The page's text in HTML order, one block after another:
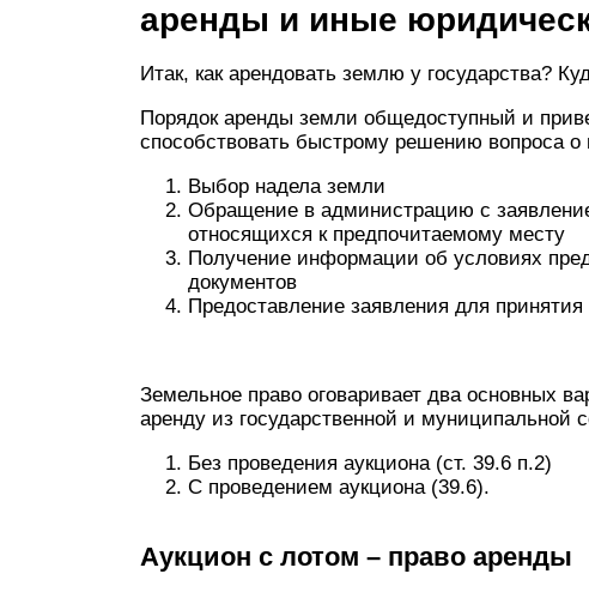
аренды и иные
Итак, как арендовать землю у государства?
Порядок аренды земли общедоступный и
способствовать быстрому решению вопроса о
Выбор надела земли
Обращение в администрацию с
относящихся к предпочитаемому месту
Получение информации об условиях
документов
Предоставление заявления для
Земельное право оговаривает два основных
аренду из государственной и муниципальной
Без проведения аукциона (ст. 39.6 п.2)
С проведением аукциона (39.6).
Аукцион с лотом – право аренды